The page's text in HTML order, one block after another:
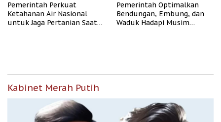
Pemerintah Perkuat
Ketahanan Air Nasional
untuk Jaga Pertanian Saat
Pemerintah Optimalkan
Bendungan, Embung, dan
Waduk Hadapi Musim
Kabinet Merah Putih